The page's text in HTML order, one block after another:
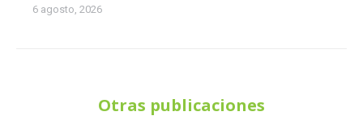
6 agosto, 2026
Otras publicaciones